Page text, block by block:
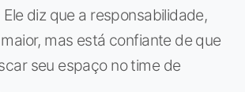
diz que a responsabilidade,
mas está confiante de que
seu espaço no time de